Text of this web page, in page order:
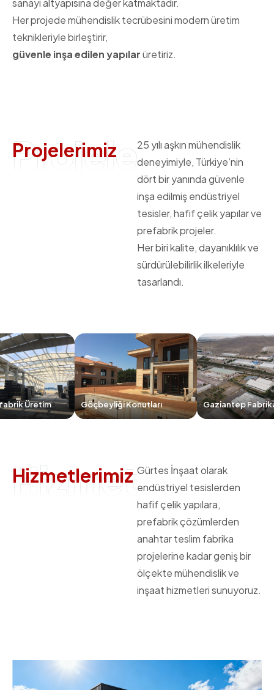
sanayi altyapısına değer katmaktadır.
Her projede mühendislik tecrübesini modern üretim
teknikleriyle birleştirir,
güvenle inşa edilen yapılarüretiriz.
Projelerimiz
Projelerimiz
25 yılı aşkın mühendislik
deneyimiyle, Türkiye’nin
dört bir yanında güvenle
inşa edilmiş endüstriyel
tesisler, hafif çelik yapılar ve
prefabrik projeler.
Her biri kalite, dayanıklılık ve
sürdürülebilirlik ilkeleriyle
tasarlandı.
Göçbeyliği Konutları Gaziantep Fabrika Üretim
Hizmetlerimiz
Hizmetlerimiz Gürtes İnşaat olarak
endüstriyel tesislerden
hafif çelik yapılara,
prefabrik çözümlerden
anahtar teslim fabrika
projelerine kadar geniş bir
ölçekte mühendislik ve
inşaat hizmetleri sunuyoruz.